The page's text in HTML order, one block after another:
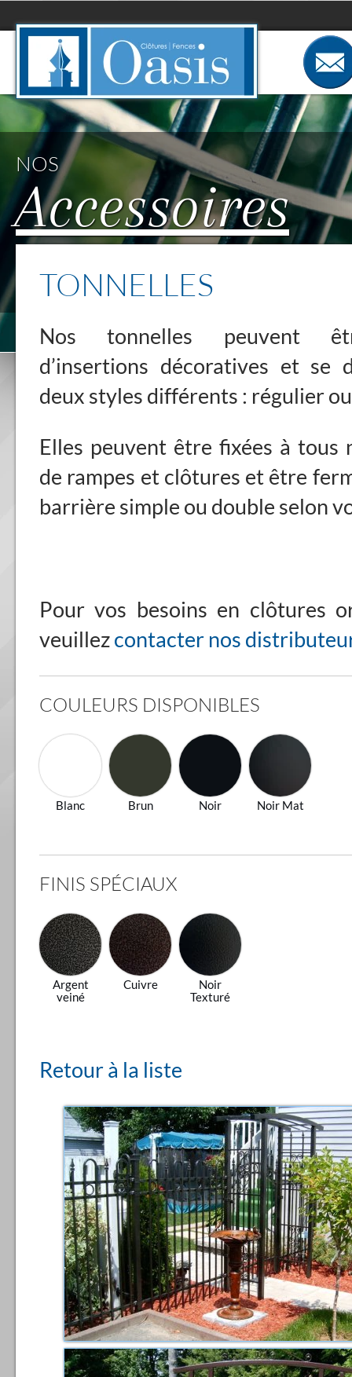
NOS
Accessoires
TONNELLES
Nos tonnelles peuvent
d’insertions décoratives et se
deux styles différents : régulier
Elles peuvent être fixées à tous
de rampes et clôtures et être
barrière simple ou double selon
Pour vos besoins en clôtures
veuillezcontacter nos
COULEURS DISPONIBLES
Blanc Brun Noir Noir Mat
FINIS SPÉCIAUX
Argent
veiné
Cuivre
Noir
Texturé
Retour à la liste